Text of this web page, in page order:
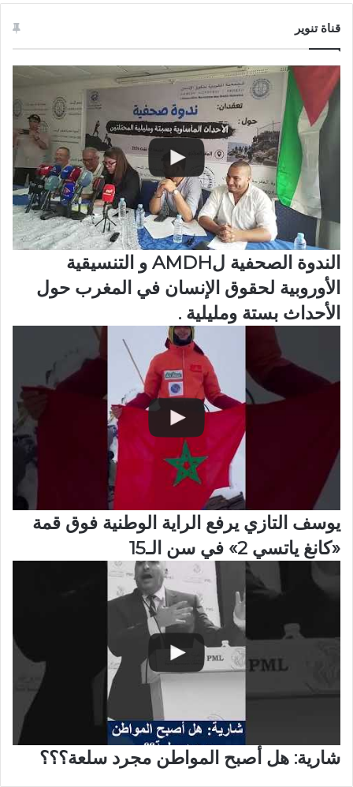
قناة تنوير
الندوة الصحفية لAMDH و التنسيقية
الأوروبية لحقوق الإنسان في المغرب حول
الأحداث بستة ومليلية .
يوسف التازي يرفع الراية الوطنية فوق قمة
«كانغ ياتسي 2» في سن الـ15
شارية: هل أصبح المواطن مجرد سلعة؟؟؟